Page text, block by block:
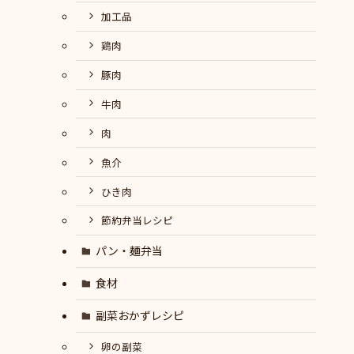
加工品
鶏肉
豚肉
牛肉
肉
魚介
ひき肉
節約弁当レシピ
パン・麺弁当
食材
副菜おかずレシピ
卵の副菜